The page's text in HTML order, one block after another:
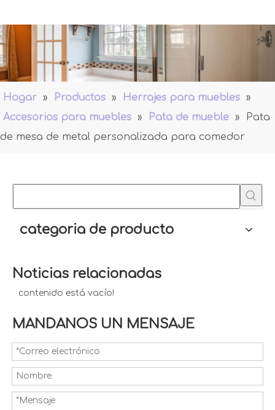
Hogar » Productos » Herrajes para muebles »
Accesorios para muebles » Pata de mueble »
Pata
de mesa de metal personalizada para comedor
categoria de producto
Noticias relacionadas
contenido está vacío!
MANDANOS UN MENSAJE